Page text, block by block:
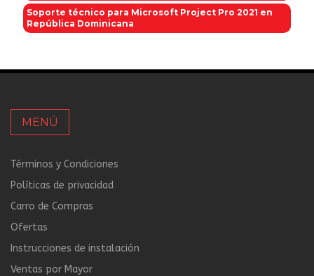
Soporte técnico para Microsoft Project Pro 2021 en
República Dominicana
MENÚ
Términos y Condiciones
Políticas de privacidad
Carro de Compras
Ofertas
Instrucciones de instalación
Ventas por Mayor